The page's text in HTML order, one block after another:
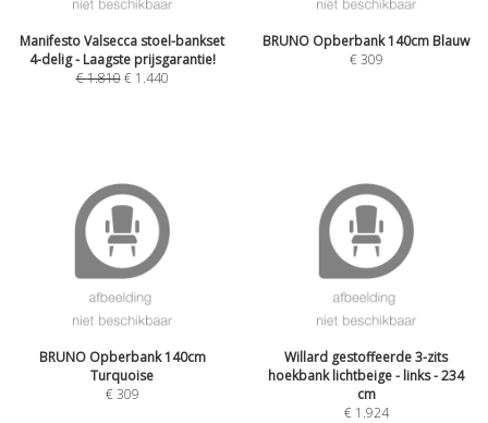
Manifesto Valsecca stoel-bankset
4-delig - Laagste prijsgarantie!
€1.810 € 1.440
BRUNO Opberbank 140cm Blauw
€309
BRUNO Opberbank 140cm
Turquoise
€309
Willard gestoffeerde 3-zits
hoekbank lichtbeige - links - 234
cm
€ 1.924